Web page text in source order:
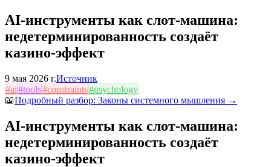
AI-инструменты как слот-машина:
недетерминированность создаёт
казино-эффект
9 мая 2026 г.Источник
#ai#tools#constraints#psychology
📖Подробный разбор: Законы системного мышления →
AI-инструменты как слот-машина:
недетерминированность создаёт
казино-эффект